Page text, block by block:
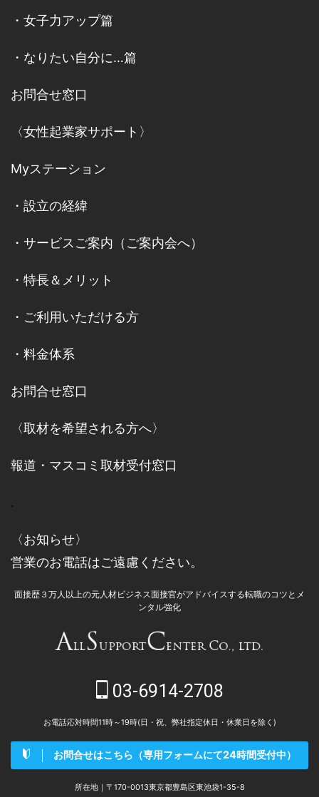
・ 女子力アップ篇
・ なりたい自分に…篇
お問合せ窓口
〈女性起業家サポート〉
Myステーション
・ 設立の経緯
・ サービスご案内 （ ご案内会へ）
・ 特長＆メリット
・ ご利用いただける方
・ 料金体系
お問合せ窓口
〈取材を希望される方へ〉
報道・マスコミ取材受付窓口
.
〈お知らせ〉
営業のお電話はご遠慮ください。
面接歴３万人以上の元人材ビジネス面接官がアドバイスする転職のコツとメ
ンタル強化
03-6914-2708
お電話応対時間11時～19時(日・祝、弊社指定休日・休業日を除く)
お問合せはこちら（専用フォームにて24時間受付中）
所在地｜〒170-0013東京都豊島区東池袋1-35-8